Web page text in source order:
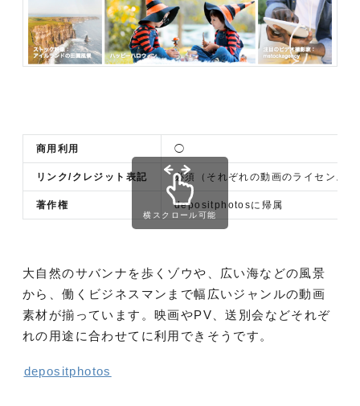
商用利用 ◯
リンク/クレジット表記 必須（それぞれの動画のライセンスを
著作権 depositphotosに帰属
横スクロール可能
大自然のサバンナを歩くゾウや、広い海などの風景
から、働くビジネスマンまで幅広いジャンルの動画
素材が揃っています。映画やPV、送別会などそれぞ
れの用途に合わせてに利用できそうです。
depositphotos